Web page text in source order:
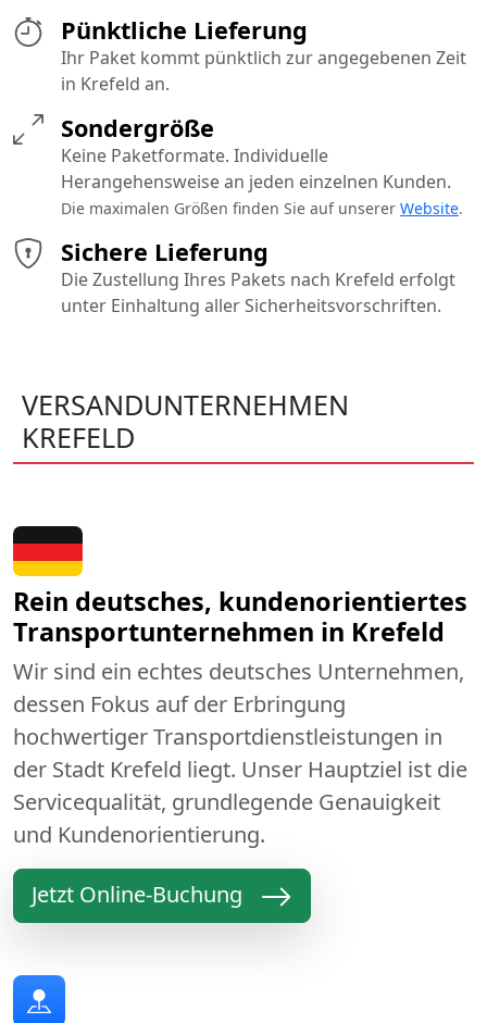
Pünktliche Lieferung
Ihr Paket kommt pünktlich zur angegebenen Zeit
in Krefeld an.
Sichere Lieferung
Die Zustellung Ihres Pakets nach Krefeld erfolgt
unter Einhaltung aller Sicherheitsvorschriften.
Sondergröße
Keine Paketformate. Individuelle
Herangehensweise an jeden einzelnen Kunden.
Die maximalen Größen finden Sie auf unserer Website.
VERSANDUNTERNEHMEN
KREFELD
Rein deutsches, kundenorientiertes
Transportunternehmen in Krefeld
Wir sind ein echtes deutsches Unternehmen,
dessen Fokus auf der Erbringung
hochwertiger Transportdienstleistungen in
der Stadt Krefeld liegt. Unser Hauptziel ist die
Servicequalität, grundlegende Genauigkeit
und Kundenorientierung.
Jetzt Online-Buchung